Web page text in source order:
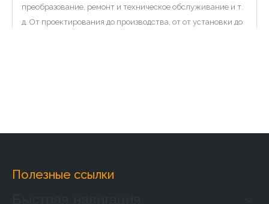
преобразование, ремонт и техническое обслуживание и т.
д. От проектирования до производства, от от установки до
Полезные ссылки